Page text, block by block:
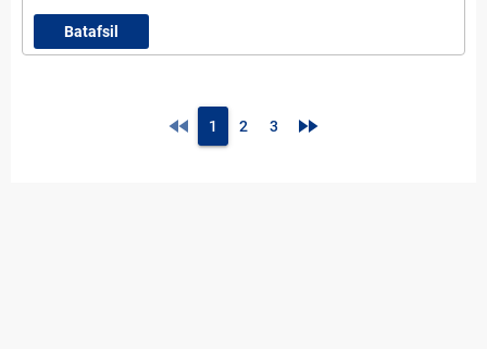
Batafsil
fast_rewind 1 2 3 fast_forward